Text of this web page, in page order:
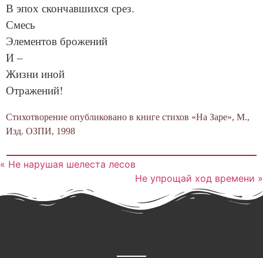
В эпох скончавшихся срез.
Смесь
Элементов брожений
И –
Жизни иной
Отражений!
Стихотворение опубликовано в книге стихов «На Заре», М.,
Изд. ОЗПИ, 1998
« Не нарушая шелеста лесов
Не упрощай ход времени »